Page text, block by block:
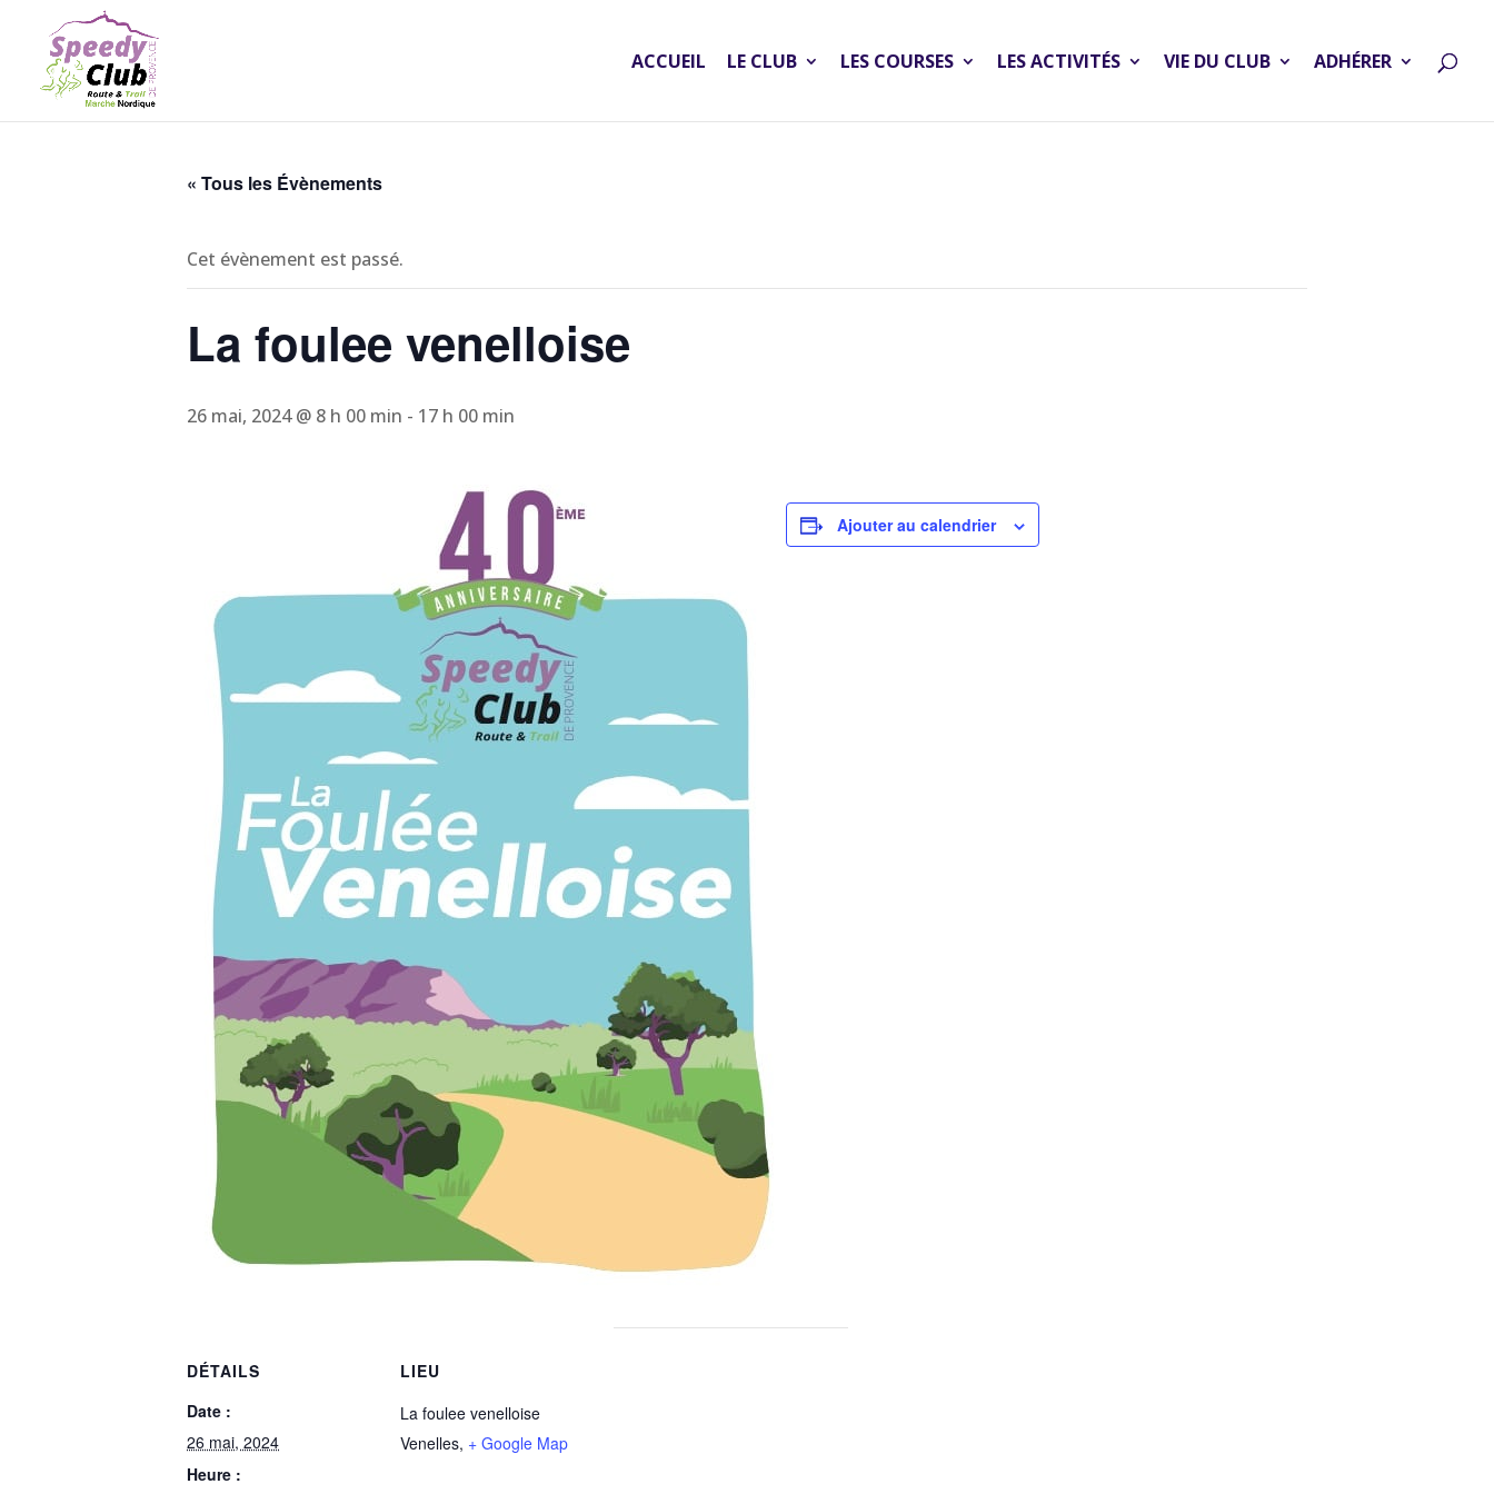
ACCUEIL LE CLUB LES COURSES LES ACTIVITÉS VIE DU CLUB ADHÉRER
« Tous les Évènements
Cet évènement est passé.
La foulee venelloise
26 mai, 2024 @ 8 h 00 min - 17 h 00 min
Ajouter au calendrier
DÉTAILS
Date :
26 mai, 2024
Heure :
LIEU
La foulee venelloise
Venelles, + Google Map